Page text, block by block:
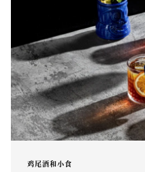
鸡尾酒和小食